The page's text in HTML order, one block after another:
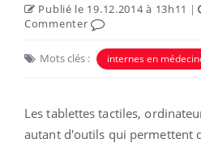
Publié le 19.12.2014 à 13h11 |
Commenter
Mots clés : internes en
Les tablettes tactiles,
autant d'outils qui permettent